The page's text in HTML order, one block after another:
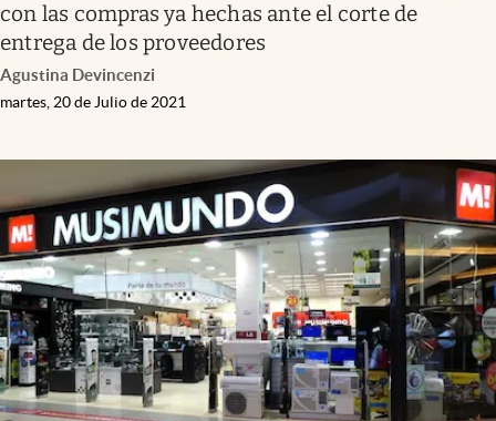
con las compras ya hechas ante el corte de
entrega de los proveedores
Agustina Devincenzi
martes, 20 de Julio de 2021